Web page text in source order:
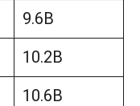
9.6B
10.2B
10.6B